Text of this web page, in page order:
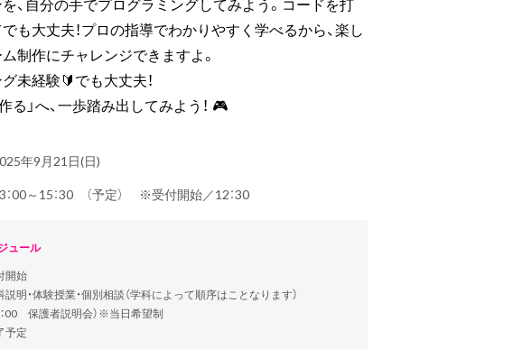
も大丈夫！プロの指導でわかりやすく学べるから、楽し
制作にチャレンジできますよ。
未経験🔰でも大丈夫！
作る」へ、一歩踏み出してみよう！ 🎮
年9月21日(日)
：00～15：30 （予定） ※受付開始／12：30
ュール
開始
明・体験授業・個別相談（学科によって順序はことなります）
：00 保護者説明会）※当日希望制
予定